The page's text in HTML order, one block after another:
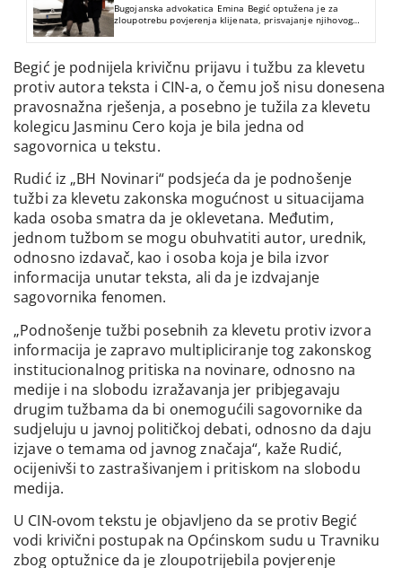
Bugojanska advokatica Emina Begić optužena je za
zloupotrebu povjerenja klijenata, prisvajanje njihovog
Begić je podnijela krivičnu prijavu i tužbu za klevetu
protiv autora teksta i CIN-a, o čemu još nisu donesena
pravosnažna rješenja, a posebno je tužila za klevetu
kolegicu Jasminu Cero koja je bila jedna od
sagovornica u tekstu.
Rudić iz „BH Novinari“ podsjeća da je podnošenje
tužbi za klevetu zakonska mogućnost u situacijama
kada osoba smatra da je oklevetana. Međutim,
jednom tužbom se mogu obuhvatiti autor, urednik,
odnosno izdavač, kao i osoba koja je bila izvor
informacija unutar teksta, ali da je izdvajanje
sagovornika fenomen.
„Podnošenje tužbi posebnih za klevetu protiv izvora
informacija je zapravo multipliciranje tog zakonskog
institucionalnog pritiska na novinare, odnosno na
medije i na slobodu izražavanja jer pribjegavaju
drugim tužbama da bi onemogućili sagovornike da
sudjeluju u javnoj političkoj debati, odnosno da daju
izjave o temama od javnog značaja“, kaže Rudić,
ocijenivši to zastrašivanjem i pritiskom na slobodu
medija.
U CIN-ovom tekstu je objavljeno da se protiv Begić
vodi krivični postupak na Općinskom sudu u Travniku
zbog optužnice da je zloupotrijebila povjerenje